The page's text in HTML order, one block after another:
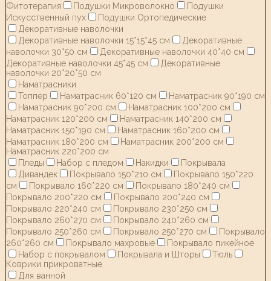
Фитотерапия
Подушки Микроволокно
Подушки
Искусственный пух
Подушки Ортопедические
Декоративные наволочки
Декоративные наволочки 15*15*45 см
Декоративные
наволочки 30*50 см
Декоративные наволочки 40*40 см
Декоративные наволочки 45*45 см
Декоративные
наволочки 20*20*50 см
Наматрасники
Топпер
Наматрасник 60*120 см
Наматрасник 90*190 см
Наматрасник 90*200 см
Наматрасник 100*200 см
Наматрасник 120*200 см
Наматрасник 140*200 см
Наматрасник 150*190 см
Наматрасник 160*200 см
Наматрасник 180*200 см
Наматрасник 200*200 см
Наматрасник 220*200 см
Пледы
Набор с пледом Накидки
Покрывала
Дивандек
Покрывало 150*210 см
Покрывало 150*220
см
Покрывало 160*220 см
Покрывало 180*240 см
Покрывало 200*220 см
Покрывало 200*240 см
Покрывало 220*240 см
Покрывало 230*250 см
Покрывало 260*270 см
Покрывало 240*260 см
Покрывало 250*260 см
Покрывало 250*270 см
Покрывало
260*260 см
Покрывало махровые
Покрывало пикейное
Набор с покрывалом
Покрывала и Шторы
Тюль
Коврики прикроватные
Для ванной